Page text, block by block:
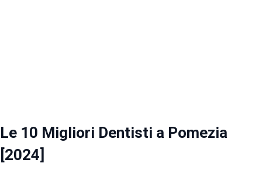
Le 10 Migliori Dentisti a Pomezia
[2024]
all'utilizzo
web
stesso.